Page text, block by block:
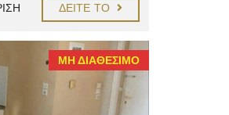
ΔΕΊΤΕ ΤΟ
ΜΗ ΔΙΑΘΈΣΙΜΟ